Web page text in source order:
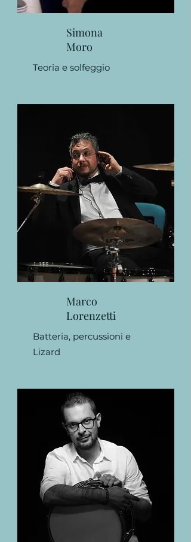
Simona
Moro
Teoria e solfeggio
Marco
Lorenzetti
Batteria, percussioni e
Lizard